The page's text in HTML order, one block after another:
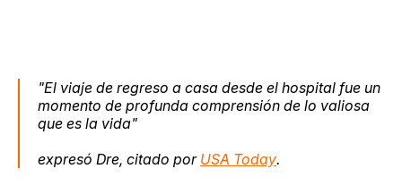
"El viaje de regreso a casa desde el hospital fue un
momento de profunda comprensión de lo valiosa
que es la vida"
expresó Dre, citado por USA Today.